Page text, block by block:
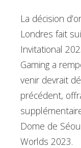
La décision
Londres fait
Invitational
Gaming a
venir devrait
précédent,
Dome de
Worlds 2023.